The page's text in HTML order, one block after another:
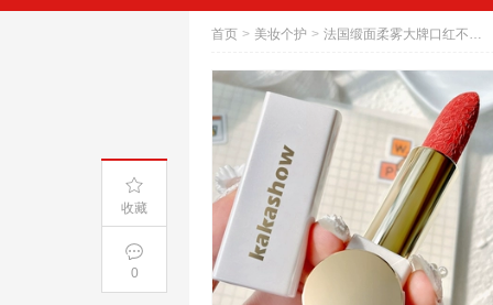
首页 > 美妆个护 > 法国缎面柔雾大牌口红不掉色不沾杯哑光雾面
收藏
0